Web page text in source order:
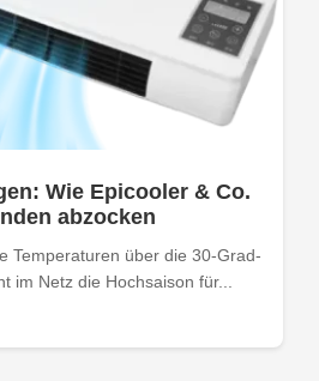
Wie Epicooler & Co.
abzocken
Temperaturen über die 30-Grad-
im Netz die Hochsaison für...